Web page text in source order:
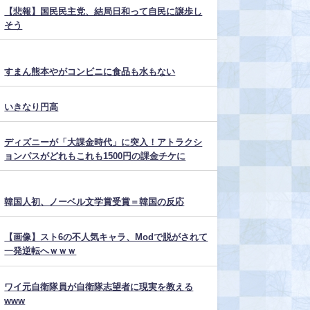
【悲報】国民民主党、結局日和って自民に譲歩し
そう
すまん熊本やがコンビニに食品も水もない
いきなり円高
ディズニーが「大課金時代」に突入！アトラクシ
ョンパスがどれもこれも1500円の課金チケに
韓国人初、ノーベル文学賞受賞＝韓国の反応
【画像】スト6の不人気キャラ、Modで脱がされて
一発逆転へｗｗｗ
ワイ元自衛隊員が自衛隊志望者に現実を教える
www